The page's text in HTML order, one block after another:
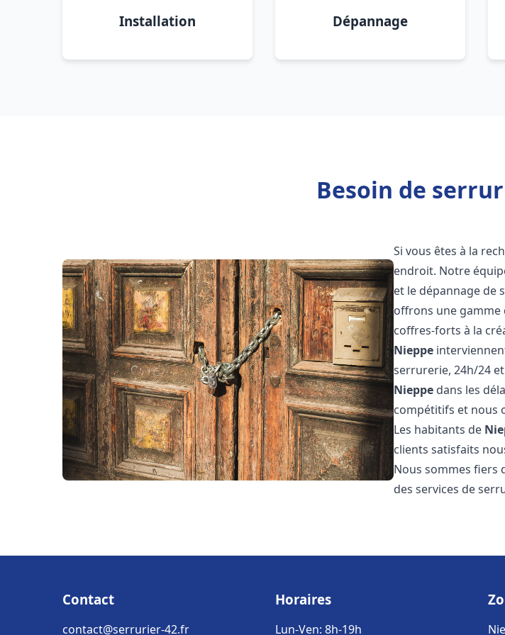
Installation Dépannage
Besoin de
Si vous êtes à la
endroit. Notre
et le dépannage de
offrons une gamme
coffres-forts à la
Nieppe
serrurerie, 24h/24
Nieppe dans les
compétitifs et nous
Les habitants de
clients satisfaits
Nous sommes
des services de
Contact
contact@serrurier-42.fr
Horaires
Lun-Ven: 8h-19h